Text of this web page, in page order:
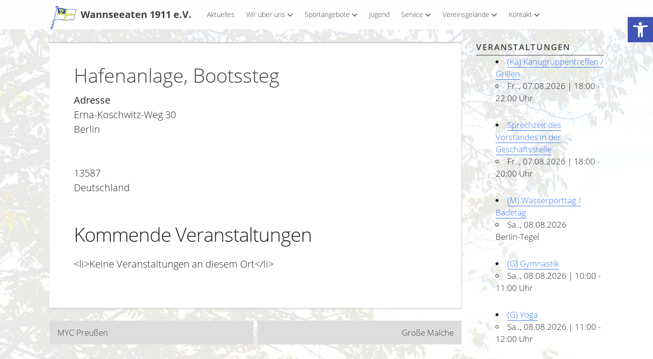
Werkzeugleiste öffnen
Wannseeaten 1911 e.V. Aktuelles Wir über uns Sportangebote Jugend Service Vereinsgelände Kontakt
Hafenanlage, Bootssteg
Adresse
Erna-Koschwitz-Weg 30
Berlin
13587
Deutschland
Kommende Veranstaltungen
<li>Keine Veranstaltungen an diesem Ort</li>
Beitragsnavigation
MYC Preußen Große Malche
VERANSTALTUNGEN
(Ka) Kanugruppentreffen /
Grillen
Fr.., 07.08.2026 | 18:00 -
22:00 Uhr
Sprechzeit des
Vorstandes in der
Geschäftsstelle
Fr.., 07.08.2026 | 18:00 -
20:00 Uhr
(M) Wasserporttag /
Badetag
Sa.., 08.08.2026
Berlin-Tegel
(G) Gymnastik
Sa.., 08.08.2026 | 10:00 -
11:00 Uhr
(G) Yoga
Sa.., 08.08.2026 | 11:00 -
12:00 Uhr